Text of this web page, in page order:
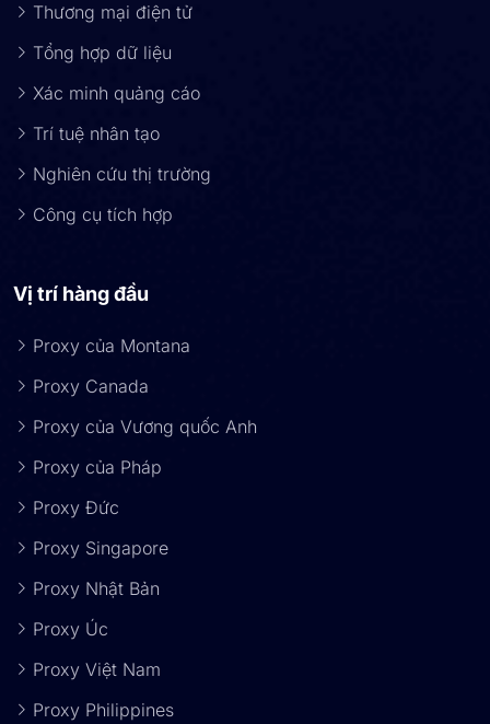
Thương mại điện tử
Tổng hợp dữ liệu
Xác minh quảng cáo
Trí tuệ nhân tạo
Nghiên cứu thị trường
Công cụ tích hợp
Vị trí hàng đầu
Proxy của Montana
Proxy Canada
Proxy của Vương quốc Anh
Proxy của Pháp
Proxy Đức
Proxy Singapore
Proxy Nhật Bản
Proxy Úc
Proxy Việt Nam
Proxy Philippines